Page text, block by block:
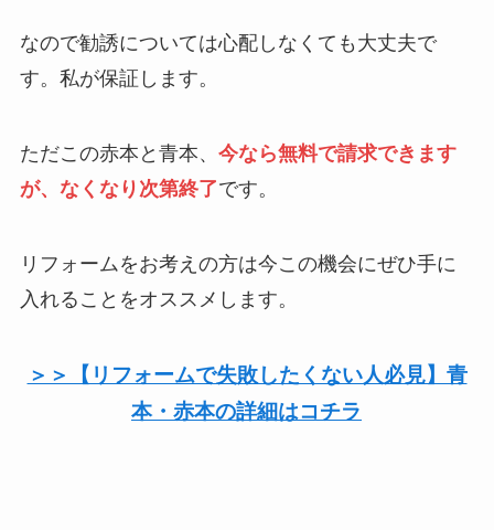
なので勧誘については心配しなくても大丈夫で
す。私が保証します。
ただこの赤本と青本、 今なら無料で請求できます
が、なくなり次第終了です。
リフォームをお考えの方は今この機会にぜひ手に
入れることをオススメします。
＞＞【リフォームで失敗したくない人必見】青
本・赤本の詳細はコチラ